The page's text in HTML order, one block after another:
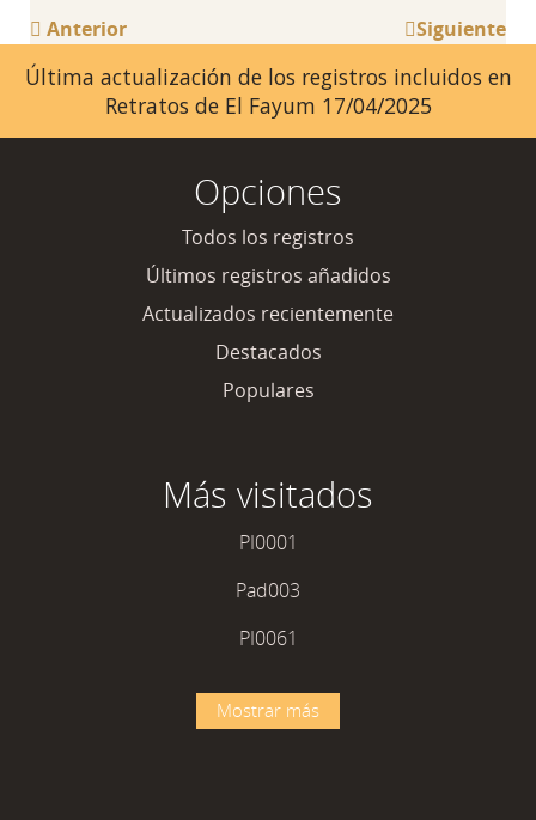
Anterior Siguiente
Última actualización de los registros incluidos en
Retratos de El Fayum 17/04/2025
Opciones
Todos los registros
Últimos registros añadidos
Actualizados recientemente
Destacados
Populares
Más visitados
PI0001
Pad003
PI0061
Mostrar más